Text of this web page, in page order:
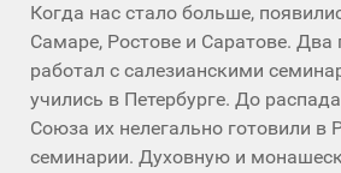
Когда нас стало больше,
Самаре, Ростове и Саратове. Два
работал с салезианскими
учились в Петербурге. До
Союза их нелегально готовили в
семинарии. Духовную и